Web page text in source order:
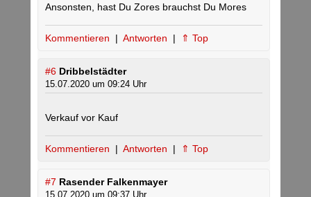
Ansonsten, hast Du Zores brauchst Du Mores
Kommentieren | Antworten | ⇑ Top
#6 Dribbelstädter
15.07.2020 um 09:24 Uhr
Verkauf vor Kauf
Kommentieren | Antworten | ⇑ Top
#7 Rasender Falkenmayer
15.07.2020 um 09:37 Uhr